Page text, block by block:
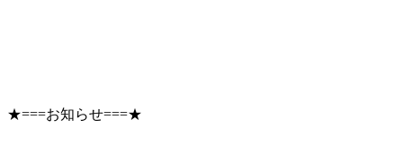
★===お知らせ===★